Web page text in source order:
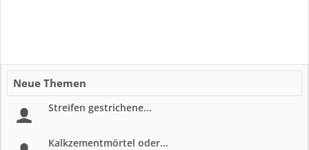
Neue Themen
Streifen gestrichene...
Kalkzementmörtel oder...